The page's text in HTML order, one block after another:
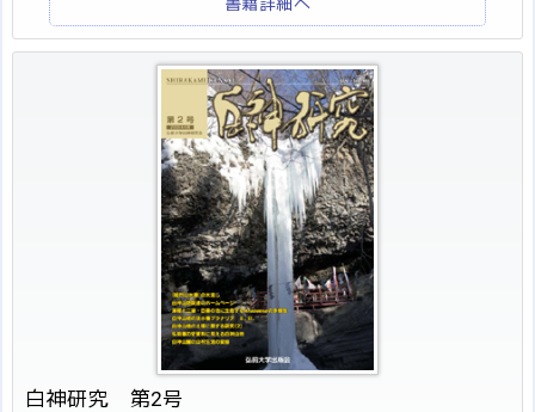
白神研究 第2号